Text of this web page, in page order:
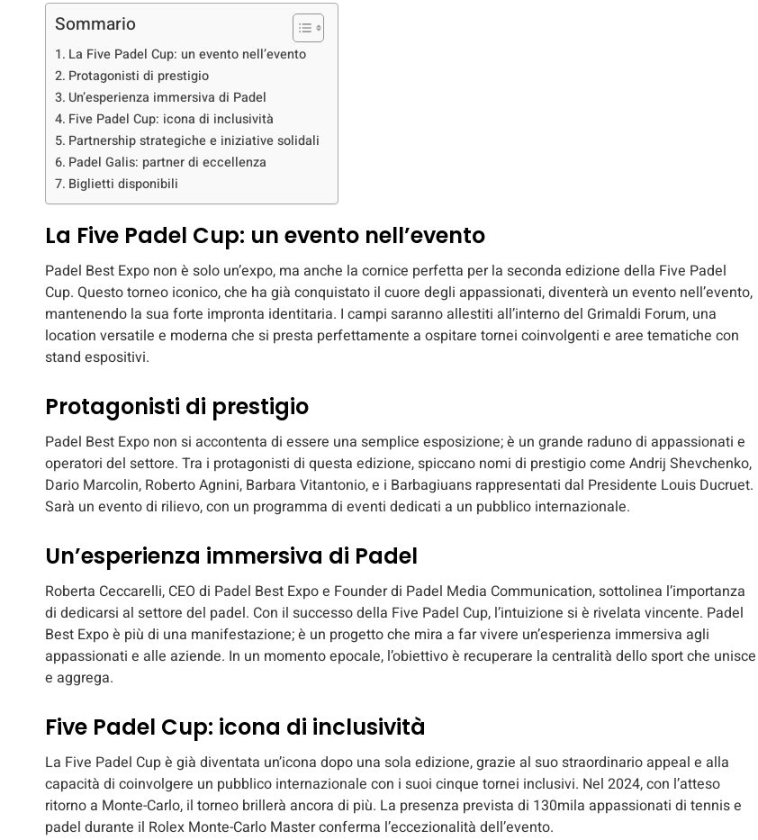
Sommario
La Five Padel Cup: un evento nell’evento
Protagonisti di prestigio
Un’esperienza immersiva di Padel
Five Padel Cup: icona di inclusività
Partnership strategiche e iniziative solidali
Padel Galis: partner di eccellenza
Biglietti disponibili
La Five Padel Cup: un evento nell’evento
Padel Best Expo non è solo un’expo, ma anche la cornice perfetta per la seconda edizione della Five Padel
Cup. Questo torneo iconico, che ha già conquistato il cuore degli appassionati, diventerà un evento nell’evento,
mantenendo la sua forte impronta identitaria. I campi saranno allestiti all’interno del Grimaldi Forum, una
location versatile e moderna che si presta perfettamente a ospitare tornei coinvolgenti e aree tematiche con
stand espositivi.
Protagonisti di prestigio
Padel Best Expo non si accontenta di essere una semplice esposizione; è un grande raduno di appassionati e
operatori del settore. Tra i protagonisti di questa edizione, spiccano nomi di prestigio come Andrij Shevchenko,
Dario Marcolin, Roberto Agnini, Barbara Vitantonio, e i Barbagiuans rappresentati dal Presidente Louis Ducruet.
Sarà un evento di rilievo, con un programma di eventi dedicati a un pubblico internazionale.
Un’esperienza immersiva di Padel
Roberta Ceccarelli, CEO di Padel Best Expo e Founder di Padel Media Communication, sottolinea l’importanza
di dedicarsi al settore del padel. Con il successo della Five Padel Cup, l’intuizione si è rivelata vincente. Padel
Best Expo è più di una manifestazione; è un progetto che mira a far vivere un’esperienza immersiva agli
appassionati e alle aziende. In un momento epocale, l’obiettivo è recuperare la centralità dello sport che unisce
e aggrega.
Five Padel Cup: icona di inclusività
La Five Padel Cup è già diventata un’icona dopo una sola edizione, grazie al suo straordinario appeal e alla
capacità di coinvolgere un pubblico internazionale con i suoi cinque tornei inclusivi. Nel 2024, con l’atteso
ritorno a Monte-Carlo, il torneo brillerà ancora di più. La presenza prevista di 130mila appassionati di tennis e
padel durante il Rolex Monte-Carlo Master conferma l’eccezionalità dell’evento.